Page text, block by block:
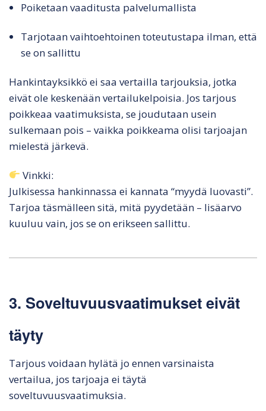
Poiketaan vaaditusta palvelumallista
Tarjotaan vaihtoehtoinen toteutustapa ilman, että
se on sallittu
Hankintayksikkö ei saa vertailla tarjouksia, jotka
eivät ole keskenään vertailukelpoisia. Jos tarjous
poikkeaa vaatimuksista, se joudutaan usein
sulkemaan pois – vaikka poikkeama olisi tarjoajan
mielestä järkevä.
Vinkki:
Julkisessa hankinnassa ei kannata “myydä luovasti”.
Tarjoa täsmälleen sitä, mitä pyydetään – lisäarvo
kuuluu vain, jos se on erikseen sallittu.
3. Soveltuvuusvaatimukset eivät
täyty
Tarjous voidaan hylätä jo ennen varsinaista
vertailua, jos tarjoaja ei täytä
soveltuvuusvaatimuksia.